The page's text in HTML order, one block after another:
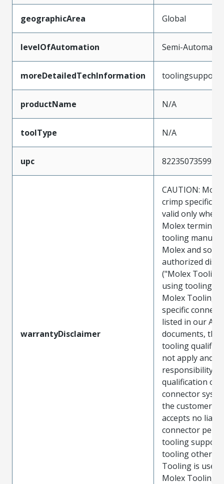
geographicArea Global
levelOfAutomation Semi-Automatic
moreDetailedTechInformation
productName N/A
toolType N/A
upc 822350735995
warrantyDisclaimer
CAUTION:
crimp
valid only when
Molex
tooling
Molex and sold
authorized
("Molex
using tooling
Molex Tooling
specific
listed in our ATS
documents, the
tooling
not apply and
responsibility
qualification of
connector
the customer.
accepts no
connector
tooling support
tooling other
Tooling is used
Molex Tooling